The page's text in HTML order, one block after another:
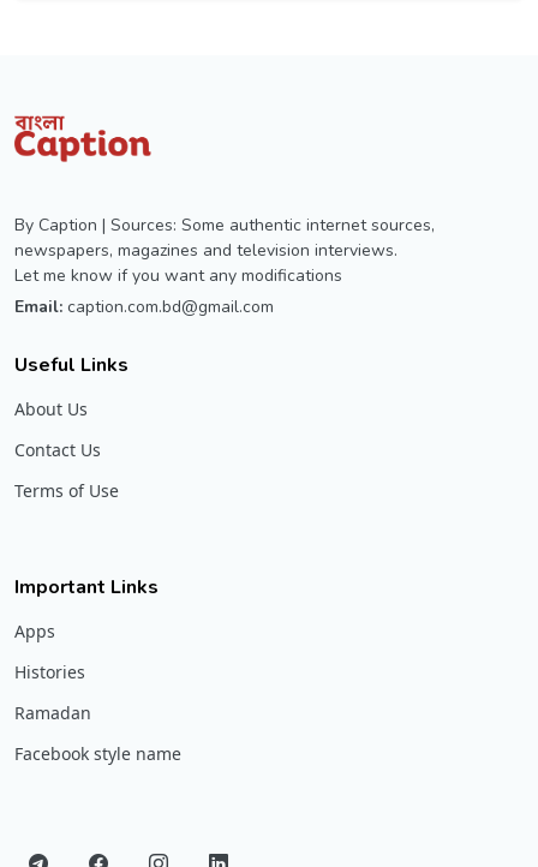
By Caption | Sources: Some authentic internet sources,
newspapers, magazines and television interviews.
Let me know if you want any modifications
Email: caption.com.bd@gmail.com
Useful Links
About Us
Contact Us
Terms of Use
Important Links
Apps
Histories
Ramadan
Facebook style name